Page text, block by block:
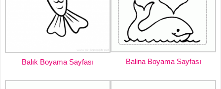
Balık Boyama Sayfası Balina Boyama Sayfası